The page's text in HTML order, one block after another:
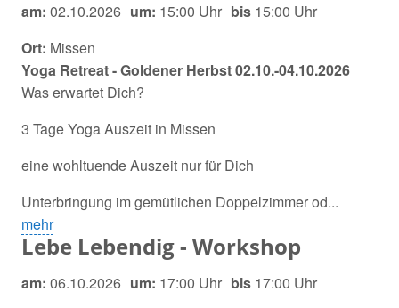
am: 02.10.2026 um: 15:00 Uhr bis 15:00 Uhr
Ort: Missen
Yoga Retreat - Goldener Herbst 02.10.-04.10.2026
Was erwartet Dich?
3 Tage Yoga Auszeit in Missen
eine wohltuende Auszeit nur für Dich
Unterbringung im gemütlichen Doppelzimmer od...
mehr
Lebe Lebendig - Workshop
am: 06.10.2026 um: 17:00 Uhr bis 17:00 Uhr